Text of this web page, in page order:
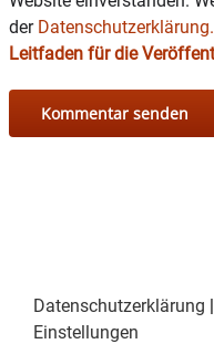
der Datenschutzerklärung.
Leitfaden für die
Datenschutzerklärung |
Einstellungen